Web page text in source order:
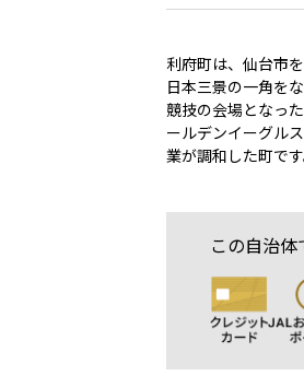
利府町は、仙台市
日本三景の一角を
競技の会場となっ
ールデンイーグル
業が調和した町です
この自治体